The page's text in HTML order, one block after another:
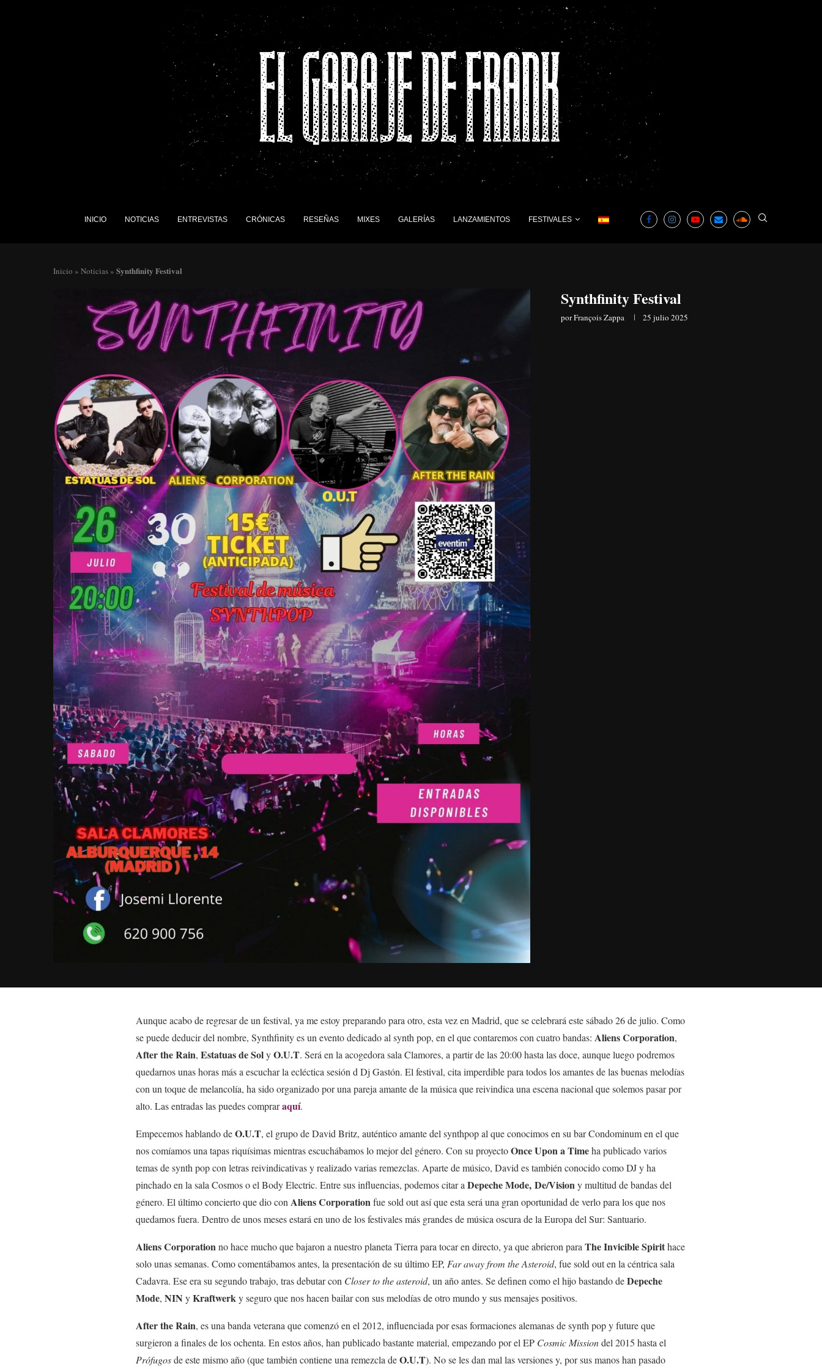
INICIO NOTICIAS ENTREVISTAS CRÓNICAS RESEÑAS MIXES GALERÍAS LANZAMIENTOS FESTIVALES
Inicio » Noticias » Synthfinity Festival
Synthfinity Festival
porFrançois Zappa 25 julio 2025
Aunque acabo de regresar de un festival, ya me estoy preparando para otro, esta vez en Madrid, que se celebrará este sábado 26 de julio. Como
se puede deducir del nombre, Synthfinity es un evento dedicado al synth pop, en el que contaremos con cuatro bandas: Aliens Corporation,
After the Rain, Estatuas de SolyO.U.T. Será en la acogedora sala Clamores, a partir de las 20:00 hasta las doce, aunque luego podremos
quedarnos unas horas más a escuchar la ecléctica sesión d Dj Gastón. El festival, cita imperdible para todos los amantes de las buenas melodías
con un toque de melancolía, ha sido organizado por una pareja amante de la música que reivindica una escena nacional que solemos pasar por
alto. Las entradas las puedes compraraquí.
Empecemos hablando deO.U.T, el grupo de David Britz, auténtico amante del synthpop al que conocimos en su bar Condominum en el que
nos comíamos una tapas riquísimas mientras escuchábamos lo mejor del género. Con su proyectoOnce Upon a Timeha publicado varios
temas de synth pop con letras reivindicativas y realizado varias remezclas. Aparte de músico, David es también conocido como DJ y ha
pinchado en la sala Cosmos o el Body Electric. Entre sus influencias, podemos citar aDepeche Mode, De/Visiony multitud de bandas del
género. El último concierto que dio conAliens Corporationfue sold out así que esta será una gran oportunidad de verlo para los que nos
quedamos fuera. Dentro de unos meses estará en uno de los festivales más grandes de música oscura de la Europa del Sur: Santuario.
Aliens Corporationno hace mucho que bajaron a nuestro planeta Tierra para tocar en directo, ya que abrieron paraThe Invicible Spirithace
solo unas semanas. Como comentábamos antes, la presentación de su último EP, Far away from the Asteroid, fue sold out en la céntrica sala
Cadavra. Ese era su segundo trabajo, tras debutar con Closer to the asteroid, un año antes. Se definen como el hijo bastando deDepeche
Mode, NIN yKraftwerky seguro que nos hacen bailar con sus melodías de otro mundo y sus mensajes positivos.
After the Rain, es una banda veterana que comenzó en el 2012, influenciada por esas formaciones alemanas de synth pop y future que
surgieron a finales de los ochenta. En estos años, han publicado bastante material, empezando por el EP Cosmic Missiondel 2015 hasta el
Prófugosde este mismo año (que también contiene una remezcla deO.U.T). No se les dan mal las versiones y, por sus manos han pasado